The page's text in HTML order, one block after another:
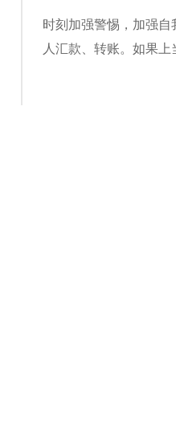
时刻加强警惕，加强
人汇款、转账。如果